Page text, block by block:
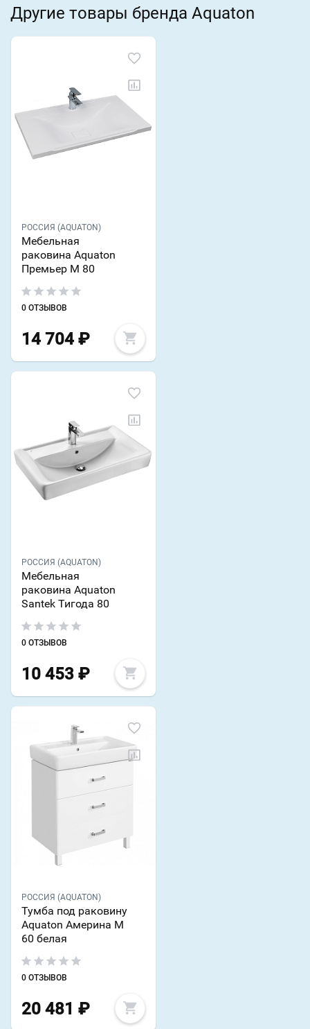
Другие товары бренда Aquaton
РОССИЯ (AQUATON)
Мебельная
раковина Aquaton
Премьер М 80
0 ОТЗЫВОВ
14 704 ₽
РОССИЯ (AQUATON)
Мебельная
раковина Aquaton
Santek Тигода 80
0 ОТЗЫВОВ
10 453 ₽
РОССИЯ (AQUATON)
Тумба под раковину
Aquaton Америна М
60 белая
0 ОТЗЫВОВ
20 481 ₽